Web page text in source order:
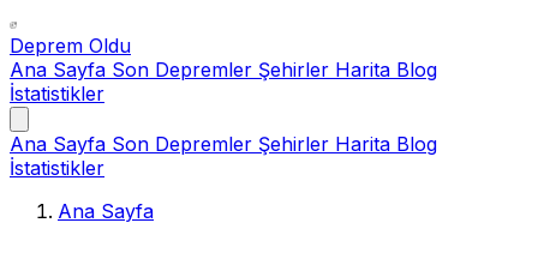
Deprem Oldu
Ana Sayfa Son Depremler Şehirler Harita Blog
İstatistikler
Ana Sayfa Son Depremler Şehirler Harita Blog
İstatistikler
Ana Sayfa